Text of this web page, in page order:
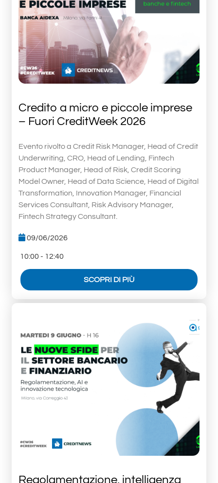
Credito a micro e piccole imprese
– Fuori CreditWeek 2026
Evento rivolto a Credit Risk Manager, Head of Credit
Underwriting, CRO, Head of Lending, Fintech
Product Manager, Head of Risk, Credit Scoring
Model Owner, Head of Data Science, Head of Digital
Transformation, Innovation Manager, Financial
Services Consultant, Risk Advisory Manager,
Fintech Strategy Consultant.
09/06/2026
10:00 - 12:40
SCOPRI DI PIÙ
Regolamentazione, intelligenza